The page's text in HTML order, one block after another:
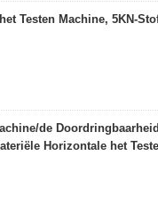
Testen Machine, 5KN-
de
Horizontale het